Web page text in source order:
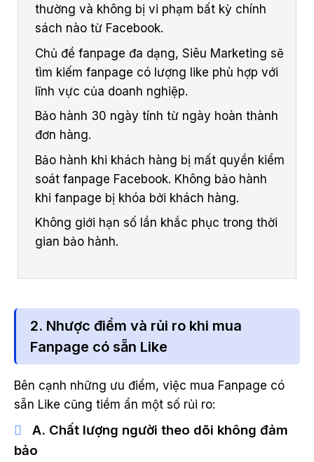
thường và không bị vi phạm bất kỳ chính
sách nào từ Facebook.
Chủ đề fanpage đa dạng, Siêu Marketing sẽ
tìm kiếm fanpage có lượng like phù hợp với
lĩnh vực của doanh nghiệp.
Bảo hành 30 ngày tính từ ngày hoàn thành
đơn hàng.
Bảo hành khi khách hàng bị mất quyền kiểm
soát fanpage Facebook. Không bảo hành
khi fanpage bị khóa bởi khách hàng.
Không giới hạn số lần khắc phục trong thời
gian bảo hành.
2. Nhược điểm và rủi ro khi mua
Fanpage có sẵn Like
Bên cạnh những ưu điểm, việc mua Fanpage có
sẵn Like cũng tiềm ẩn một số rủi ro:
A. Chất lượng người theo dõi không đảm
bảo